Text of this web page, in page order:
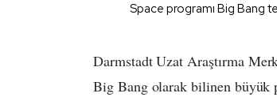
Space programı Big Bang
Darmstadt Uzat Araştırma
Big Bang olarak bilinen büyük